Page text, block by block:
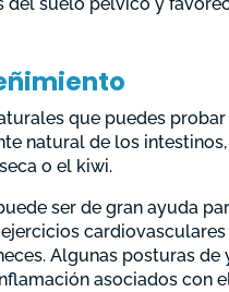
del suelo pélvico y
que puedes
natural de los
o el kiwi.
ser de gran ayuda
Algunas posturas de
asociados con